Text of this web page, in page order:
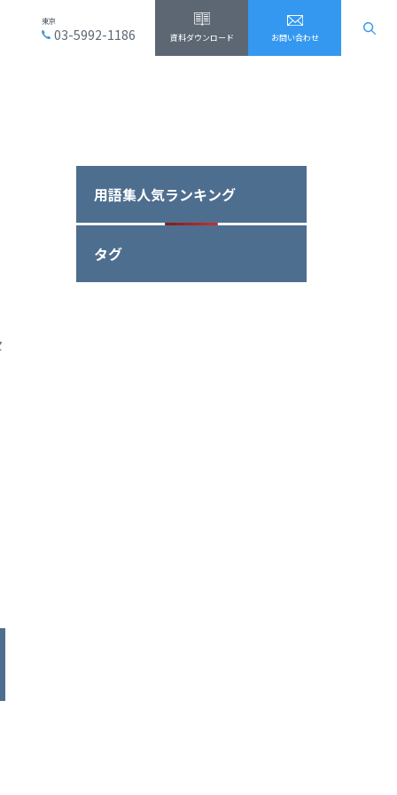
東京
03-5992-1186 資料ダウンロード お問い合わせ
用語集人気ランキング
タグ